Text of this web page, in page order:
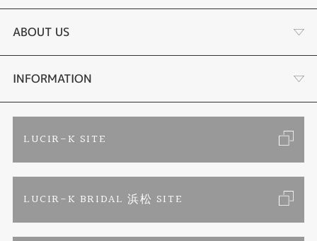
ラボグロウンダイヤモンド婚約指輪
手作り結婚指輪
手作りペアリング
カラー発色ジュエリー
商品一覧
ブランドリスト
リフォーム
ABOUT US
店舗情報・会社概要
お問い合わせ
INFORMATION
LUCIR-K SITE
LUCIR-K BRIDAL 浜松 SITE